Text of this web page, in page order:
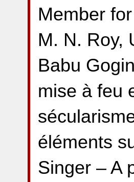
Member
M. N. Roy,
Babu
mise à feu
éléments
Singer – A